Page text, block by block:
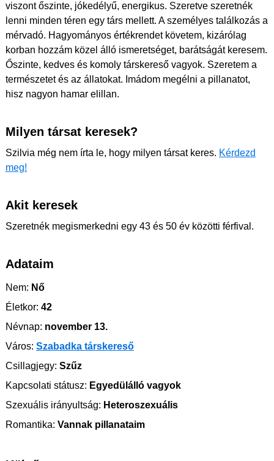
viszont őszinte, jókedélyű, energikus. Szeretve szeretnék
lenni minden téren egy társ mellett. A személyes találkozás a
mérvadó. Hagyományos értékrendet követem, kizárólag
korban hozzám közel álló ismeretséget, barátságát keresem.
Őszinte, kedves és komoly társkereső vagyok. Szeretem a
természetet és az állatokat. Imádom megélni a pillanatot,
hisz nagyon hamar elillan.
Milyen társat keresek?
Szilvia még nem írta le, hogy milyen társat keres. Kérdezd
meg!
Akit keresek
Szeretnék megismerkedni egy 43 és 50 év közötti férfival.
Adataim
Nem: Nő
Életkor: 42
Névnap: november 13.
Város: Szabadka társkereső
Csillagjegy: Szűz
Kapcsolati státusz: Egyedülálló vagyok
Szexuális irányultság: Heteroszexuális
Romantika: Vannak pillanataim